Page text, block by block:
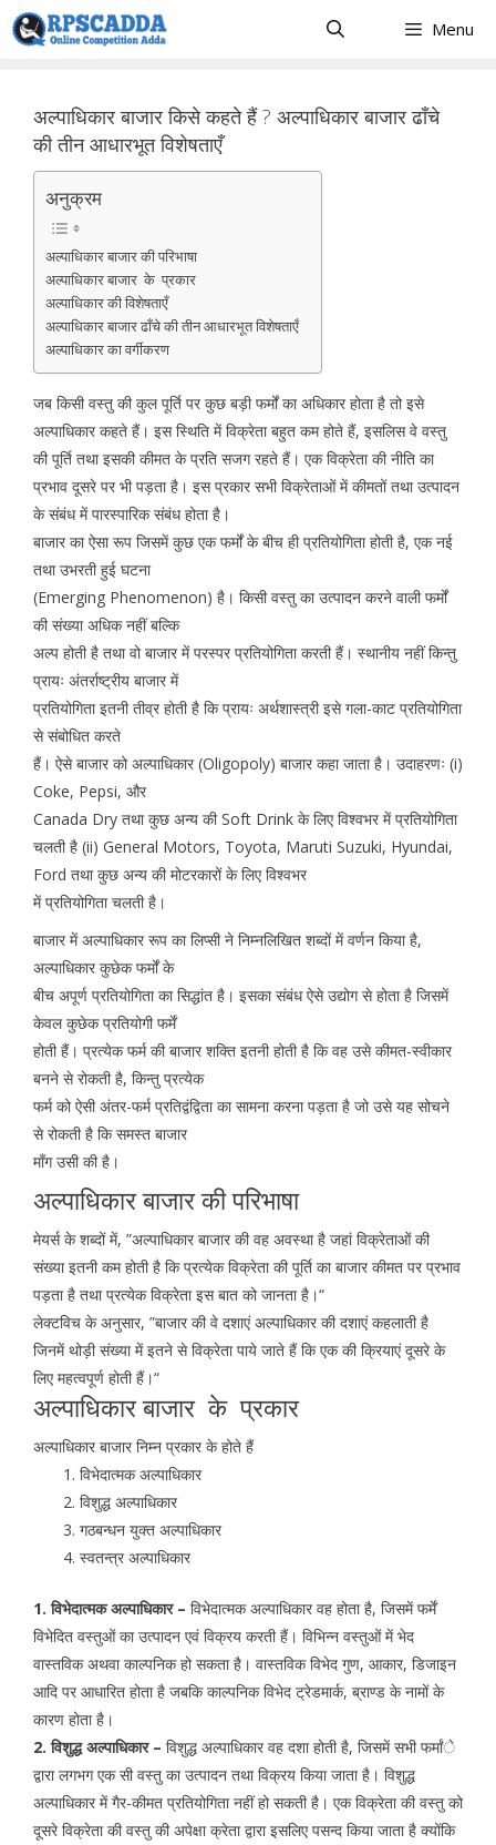
Skip
to
Menu
अल्पाधिकार बाजार किसे कहते हैं ? अल्पाधिकार बाजार ढाँचे
की तीन आधारभूत विशेषताएँ
अनुक्रम
अल्पाधिकार बाजार की परिभाषा
अल्पाधिकार बाजार के प्रकार
अल्पाधिकार की विशेषताएँ
अल्पाधिकार बाजार ढाँचे की तीन आधारभूत विशेषताएँ
अल्पाधिकार का वर्गीकरण
जब किसी वस्तु की कुल पूर्ति पर कुछ बड़ी फर्मों का अधिकार होता है तो इसे
अल्पाधिकार कहते हैं। इस स्थिति में विक्रेता बहुत कम होते हैं, इसलिस वे वस्तु
की पूर्ति तथा इसकी कीमत के प्रति सजग रहते हैं। एक विक्रेता की नीति का
प्रभाव दूसरे पर भी पड़ता है। इस प्रकार सभी विक्रेताओं में कीमतों तथा उत्पादन
के संबंध में पारस्पारिक संबंध होता है।
बाजार का ऐसा रूप जिसमें कुछ एक फर्मों के बीच ही प्रतियोगिता होती है, एक नई
तथा उभरती हुई घटना
(Emerging Phenomenon) है। किसी वस्तु का उत्पादन करने वाली फर्मों
की संख्या अधिक नहीं बल्कि
अल्प होती है तथा वो बाजार में परस्पर प्रतियोगिता करती हैं। स्थानीय नहीं किन्तु
प्रायः अंतर्राष्ट्रीय बाजार में
प्रतियोगिता इतनी तीव्र होती है कि प्रायः अर्थशास्त्री इसे गला-काट प्रतियोगिता
से संबोधित करते
हैं। ऐसे बाजार को अल्पाधिकार (Oligopoly) बाजार कहा जाता है। उदाहरणः (i)
Coke, Pepsi, और
Canada Dry तथा कुछ अन्य की Soft Drink के लिए विश्वभर में प्रतियोगिता
चलती है (ii) General Motors, Toyota, Maruti Suzuki, Hyundai,
Ford तथा कुछ अन्य की मोटरकारों के लिए विश्वभर
में प्रतियोगिता चलती है।
बाजार में अल्पाधिकार रूप का लिप्सी ने निम्नलिखित शब्दों में वर्णन किया है,
अल्पाधिकार कुछेक फर्मों के
बीच अपूर्ण प्रतियोगिता का सिद्धांत है। इसका संबंध ऐसे उद्योग से होता है जिसमें
केवल कुछेक प्रतियोगी फर्में
होती हैं। प्रत्येक फर्म की बाजार शक्ति इतनी होती है कि वह उसे कीमत-स्वीकार
बनने से रोकती है, किन्तु प्रत्येक
फर्म को ऐसी अंतर-फर्म प्रतिद्वंद्विता का सामना करना पड़ता है जो उसे यह सोचने
से रोकती है कि समस्त बाजार
माँग उसी की है।
अल्पाधिकार बाजार की परिभाषा
मेयर्स के शब्दों में, ”अल्पाधिकार बाजार की वह अवस्था है जहां विक्रेताओं की
संख्या इतनी कम होती है कि प्रत्येक विक्रेता की पूर्ति का बाजार कीमत पर प्रभाव
पड़ता है तथा प्रत्येक विक्रेता इस बात को जानता है।“
लेक्टविच के अनुसार, ”बाजार की वे दशाएं अल्पाधिकार की दशाएं कहलाती है
जिनमें थोड़ी संख्या में इतने से विक्रेता पाये जाते हैं कि एक की क्रियाएं दूसरे के
लिए महत्वपूर्ण होती हैं।“
अल्पाधिकार बाजार के प्रकार
अल्पाधिकार बाजार निम्न प्रकार के होते हैं
विभेदात्मक अल्पाधिकार
विशुद्ध अल्पाधिकार
गठबन्धन युक्त अल्पाधिकार
स्वतन्त्र अल्पाधिकार
1. विभेदात्मक अल्पाधिकार – विभेदात्मक अल्पाधिकार वह होता है, जिसमें फर्में
विभेदित वस्तुओं का उत्पादन एवं विक्रय करती हैं। विभिन्न वस्तुओं में भेद
वास्तविक अथवा काल्पनिक हो सकता है। वास्तविक विभेद गुण, आकार, डिजाइन
आदि पर आधारित होता है जबकि काल्पनिक विभेद ट्रेडमार्क, ब्राण्ड के नामों के
कारण होता है।
2. विशुद्ध अल्पाधिकार – विशुद्ध अल्पाधिकार वह दशा होती है, जिसमें सभी फर्मांे
द्वारा लगभग एक सी वस्तु का उत्पादन तथा विक्रय किया जाता है। विशुद्ध
अल्पाधिकार में गैर-कीमत प्रतियोगिता नहीं हो सकती है। एक विक्रेता की वस्तु को
दूसरे विक्रेता की वस्तु की अपेक्षा क्रेता द्वारा इसलिए पसन्द किया जाता है क्योंकि